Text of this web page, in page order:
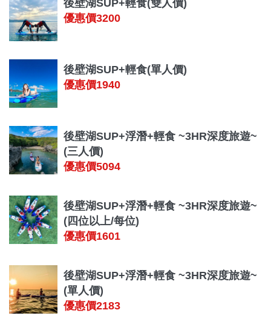
後壁湖SUP+輕食(雙人價)
優惠價3200
後壁湖SUP+輕食(單人價)
優惠價1940
後壁湖SUP+浮潛+輕食 ~3HR深度旅遊~
(三人價)
優惠價5094
後壁湖SUP+浮潛+輕食 ~3HR深度旅遊~
(四位以上/每位)
優惠價1601
後壁湖SUP+浮潛+輕食 ~3HR深度旅遊~
(單人價)
優惠價2183